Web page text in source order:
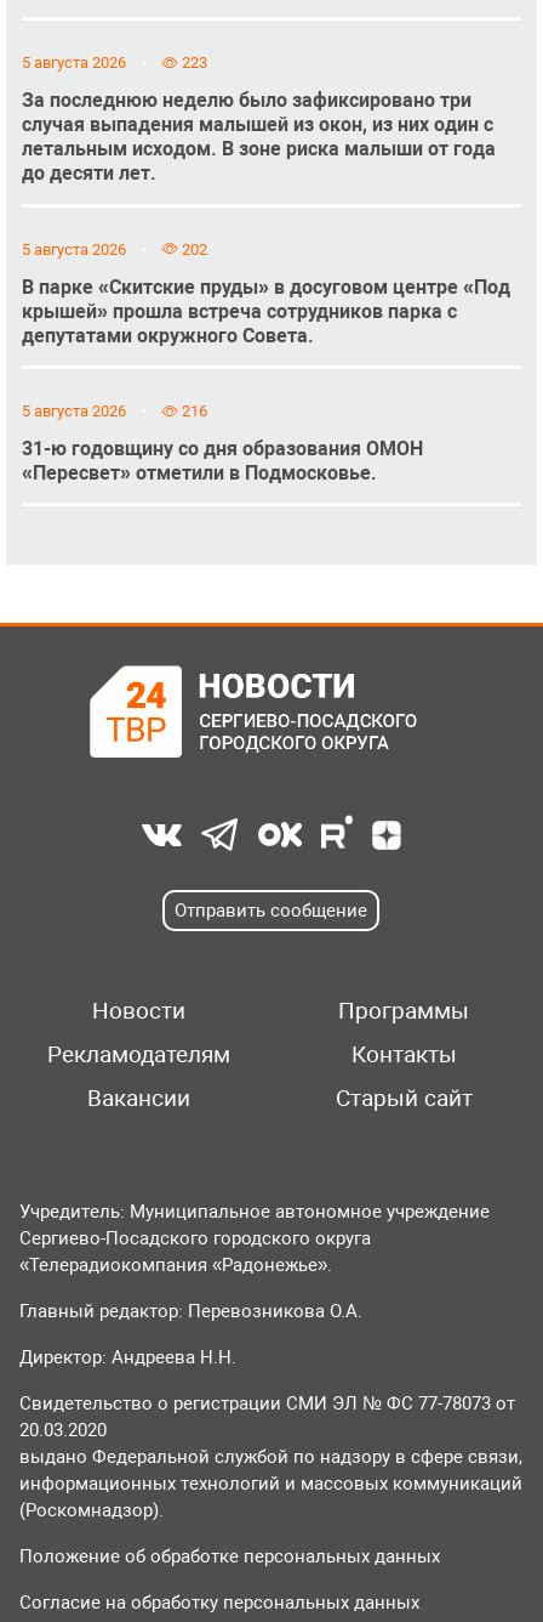
5 августа 2026 223
За последнюю неделю было зафиксировано три
случая выпадения малышей из окон, из них один с
летальным исходом. В зоне риска малыши от года
до десяти лет.
5 августа 2026 202
В парке «Скитские пруды» в досуговом центре «Под
крышей» прошла встреча сотрудников парка с
депутатами окружного Совета.
5 августа 2026 216
31-ю годовщину со дня образования ОМОН
«Пересвет» отметили в Подмосковье.
Отправить сообщение
Новости
Программы
Рекламодателям
Контакты
Вакансии
Старый сайт
Учредитель: Муниципальное автономное учреждение
Сергиево-Посадского городского округа
«Телерадиокомпания «Радонежье».
Главный редактор: Перевозникова О.А.
Директор: Андреева Н.Н.
Свидетельство о регистрации СМИ ЭЛ № ФС 77-78073 от
20.03.2020
выдано Федеральной службой по надзору в сфере связи,
информационных технологий и массовых коммуникаций
(Роскомнадзор).
Положение об обработке персональных данных
Согласие на обработку персональных данных